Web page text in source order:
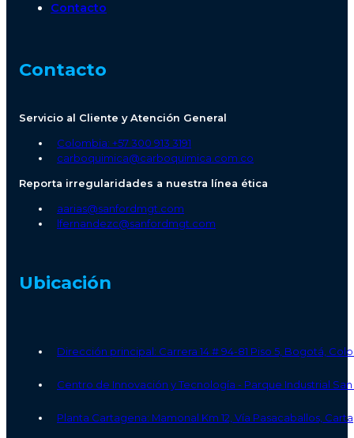
Contacto
Contacto
Servicio al Cliente y Atención General
Colombia: +57 300 913 3191
carboquimica@carboquimica.com.co
Reporta irregularidades a nuestra línea ética
aarias@sanfordmgt.com
lfernandezc@sanfordmgt.com
Ubicación
Dirección principal: Carrera 14 # 94-81 Piso 5, Bogotá,
Centro de Innovación y Tecnología - Parque Industrial
Planta Cartagena: Mamonal Km 12, Vía Pasacaballos,